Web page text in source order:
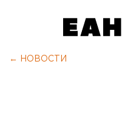
← НОВОСТИ